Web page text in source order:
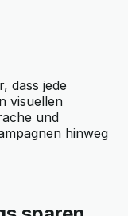
dass jede
visuellen
und
hinweg